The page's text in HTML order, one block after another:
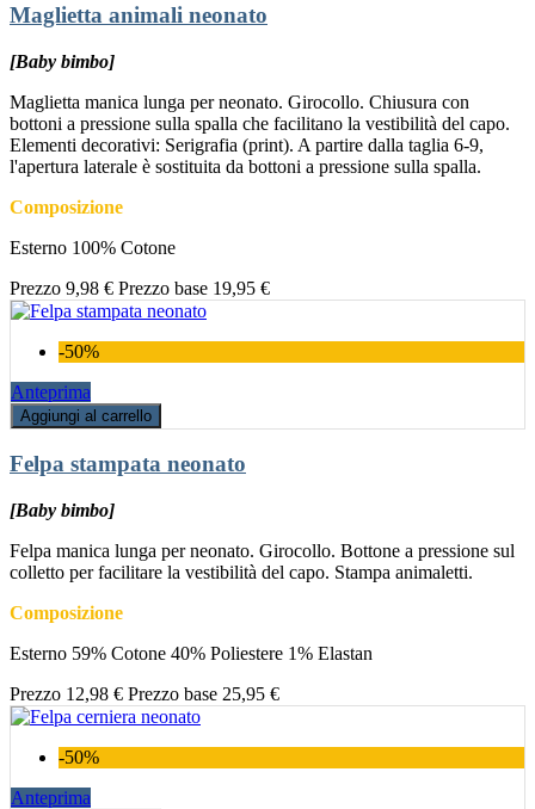
Maglietta animali neonato
[Baby bimbo]
Maglietta manica lunga per neonato. Girocollo. Chiusura con
bottoni a pressione sulla spalla che facilitano la vestibilità del capo.
Elementi decorativi: Serigrafia (print). A partire dalla taglia 6-9,
l'apertura laterale è sostituita da bottoni a pressione sulla spalla.
Composizione
Esterno 100% Cotone
Prezzo 9,98 € Prezzo base 19,95 €
-50%
Anteprima
Aggiungi al carrello
Felpa stampata neonato
[Baby bimbo]
Felpa manica lunga per neonato. Girocollo. Bottone a pressione sul
colletto per facilitare la vestibilità del capo. Stampa animaletti.
Composizione
Esterno 59% Cotone 40% Poliestere 1% Elastan
Prezzo 12,98 € Prezzo base 25,95 €
-50%
Anteprima